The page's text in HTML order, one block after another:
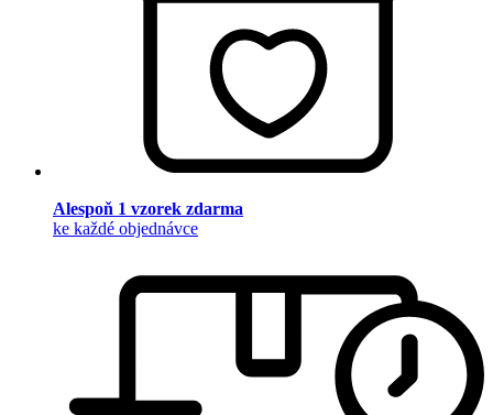
Alespoň 1 vzorek zdarma
ke každé objednávce